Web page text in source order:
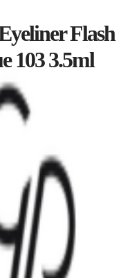
Flash
103 3.5ml